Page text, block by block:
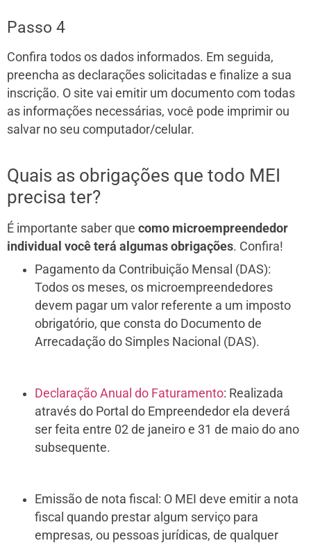
Passo 4
Confira todos os dados informados. Em seguida,
preencha as declarações solicitadas e finalize a sua
inscrição. O site vai emitir um documento com todas
as informações necessárias, você pode imprimir ou
salvar no seu computador/celular.
Quais as obrigações que todo MEI
precisa ter?
É importante saber que como microempreendedor
individual você terá algumas obrigações. Confira!
Pagamento da Contribuição Mensal (DAS):
Todos os meses, os microempreendedores
devem pagar um valor referente a um imposto
obrigatório, que consta do Documento de
Arrecadação do Simples Nacional (DAS).
Declaração Anual do Faturamento: Realizada
através do Portal do Empreendedor ela deverá
ser feita entre 02 de janeiro e 31 de maio do ano
subsequente.
Emissão de nota fiscal: O MEI deve emitir a nota
fiscal quando prestar algum serviço para
empresas, ou pessoas jurídicas, de qualquer